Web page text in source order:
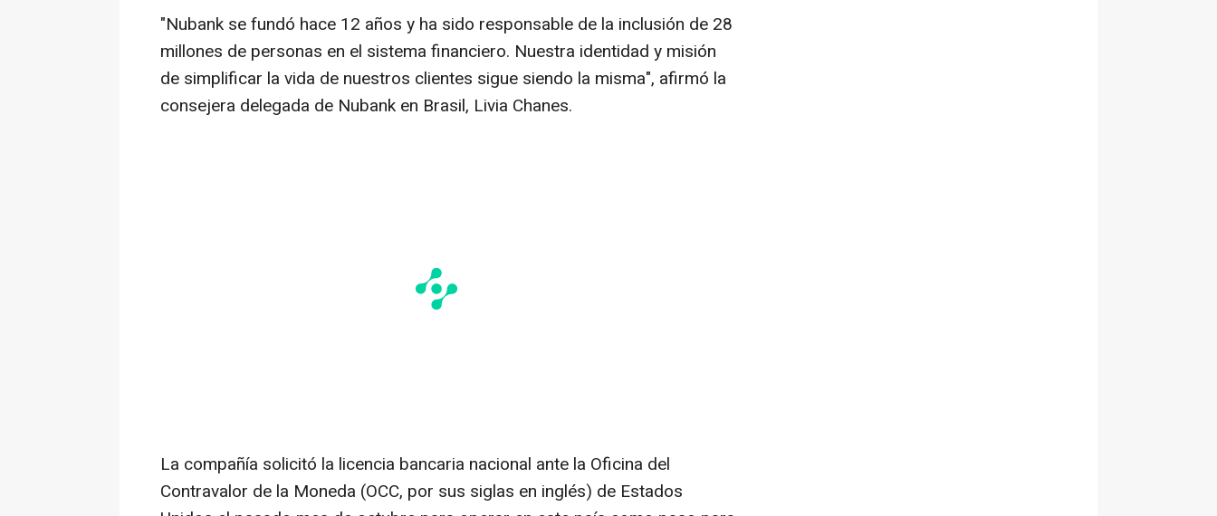
"Nubank se fundó hace 12 años y ha sido responsable de la inclusión de 28
millones de personas en el sistema financiero. Nuestra identidad y misión
de simplificar la vida de nuestros clientes sigue siendo la misma", afirmó la
consejera delegada de Nubank en Brasil, Livia Chanes.
La compañía solicitó la licencia bancaria nacional ante la Oficina del
Contravalor de la Moneda (OCC, por sus siglas en inglés) de Estados